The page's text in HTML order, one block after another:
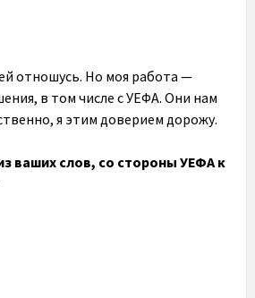
отношусь. Но моя работа —
в том числе с УЕФА. Они нам
я этим доверием дорожу.
ваших слов, со стороны УЕФА к